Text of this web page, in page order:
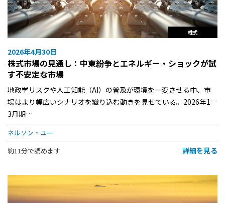
株式
2026年4月30日
株式市場の見通し：中東紛争とエネルギー・ショックが試
す不安定な市場
地政学リスクや人工知能（AI）の普及が環境を一変させる中、市
場はより幅広いシナリオを織り込む動きを見せている。2026年1－
3月期…
ネルソン・ユー
約11分で読めます
詳細を見る